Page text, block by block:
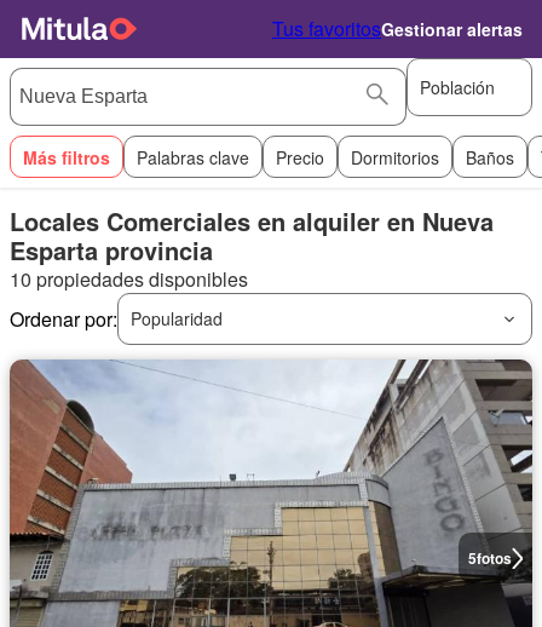
Tus favoritosGestionar alertas
Población
Más filtros Palabras clave Precio Dormitorios Baños
Locales Comerciales en alquiler en Nueva
Esparta provincia
10 propiedades disponibles
Ordenar por:
Popularidad
5fotos